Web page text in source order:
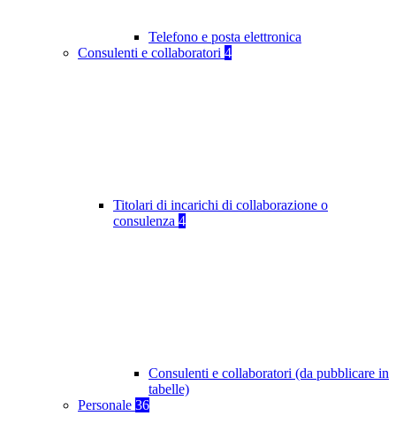
Telefono e posta elettronica
Consulenti e collaboratori 4
Titolari di incarichi di collaborazione o
consulenza 4
Consulenti e collaboratori (da pubblicare in
tabelle)
Personale 36